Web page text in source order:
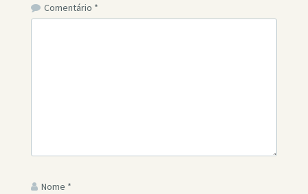
Comentário *
Nome *